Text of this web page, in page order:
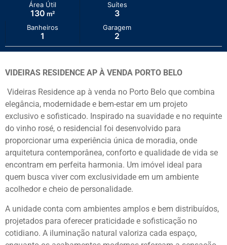
Área Útil
130 m²
Suítes
3
Banheiros
1
Garagem
2
VIDEIRAS RESIDENCE AP À VENDA PORTO BELO
Videiras Residence ap à venda no Porto Belo que combina
elegância, modernidade e bem-estar em um projeto
exclusivo e sofisticado. Inspirado na suavidade e no requinte
do vinho rosé, o residencial foi desenvolvido para
proporcionar uma experiência única de moradia, onde
arquitetura contemporânea, conforto e qualidade de vida se
encontram em perfeita harmonia. Um imóvel ideal para
quem busca viver com exclusividade em um ambiente
acolhedor e cheio de personalidade.
A unidade conta com ambientes amplos e bem distribuídos,
projetados para oferecer praticidade e sofisticação no
cotidiano. A iluminação natural valoriza cada espaço,